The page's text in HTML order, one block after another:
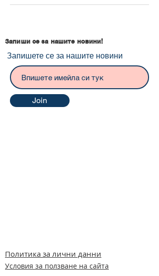
Запиши се за нашите новини!
Запишете се за нашите новини
Join
Политика за лични данни
Условия за ползване на сайта